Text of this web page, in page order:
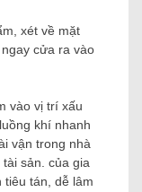
xét về mặt
cửa ra vào
vào vị trí xấu
khí nhanh
vận trong nhà
sản. của gia
tán, dễ lâm